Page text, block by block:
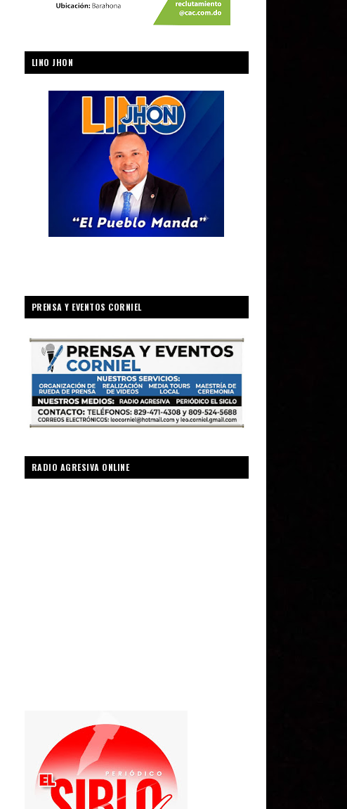
LINO JHON
PRENSA Y EVENTOS CORNIEL
RADIO AGRESIVA ONLINE